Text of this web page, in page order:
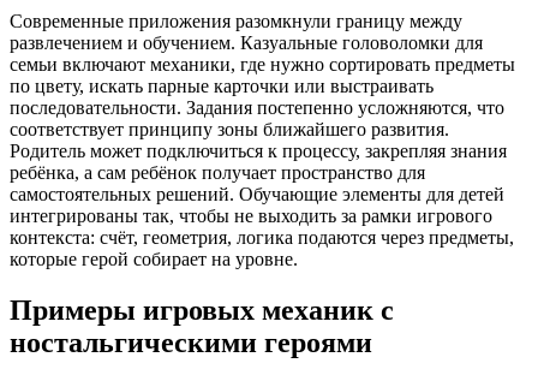
Современные приложения разомкнули границу между
развлечением и обучением. Казуальные головоломки для
семьи включают механики, где нужно сортировать предметы
по цвету, искать парные карточки или выстраивать
последовательности. Задания постепенно усложняются, что
соответствует принципу зоны ближайшего развития.
Родитель может подключиться к процессу, закрепляя знания
ребёнка, а сам ребёнок получает пространство для
самостоятельных решений. Обучающие элементы для детей
интегрированы так, чтобы не выходить за рамки игрового
контекста: счёт, геометрия, логика подаются через предметы,
которые герой собирает на уровне.
Примеры игровых механик с
ностальгическими героями